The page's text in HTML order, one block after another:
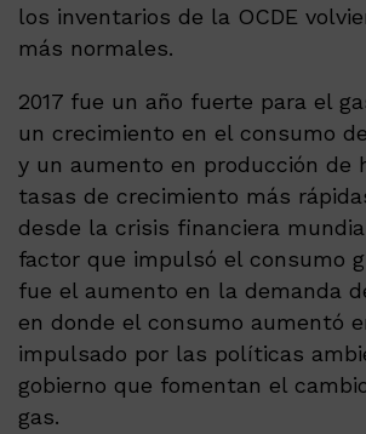
los inventarios de la OCDE
más normales.
2017 fue un año fuerte para el
un crecimiento en el consumo
y un aumento en producción de
tasas de crecimiento más
desde la crisis financiera
factor que impulsó el consumo
fue el aumento en la demanda
en donde el consumo aumentó
impulsado por las políticas
gobierno que fomentan el
gas.